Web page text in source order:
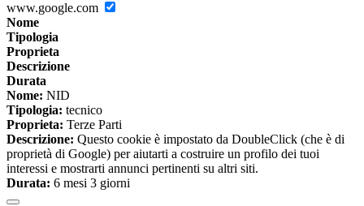
www.google.com
Nome
Tipologia
Proprieta
Descrizione
Durata
Nome: NID
Tipologia: tecnico
Proprieta: Terze Parti
Descrizione: Questo cookie è impostato da DoubleClick (che è di
proprietà di Google) per aiutarti a costruire un profilo dei tuoi
interessi e mostrarti annunci pertinenti su altri siti.
Durata: 6 mesi 3 giorni